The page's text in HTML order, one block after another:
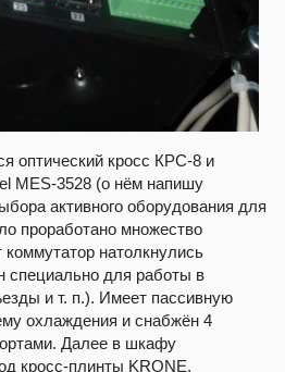
оптический кросс КРС-8 и
MES-3528 (о нём напишу
активного оборудования для
проработано множество
натолкнулись
специально для работы в
и т. п.). Имеет пассивную
охлаждения и снабжён 4
Далее в шкафу
кросс-плинты KRONE,